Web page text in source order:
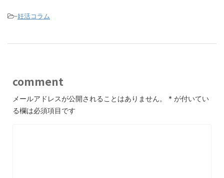
o
k
-妊活コラム
comment
メールアドレスが公開されることはありません。 * が付いてい
る欄は必須項目です